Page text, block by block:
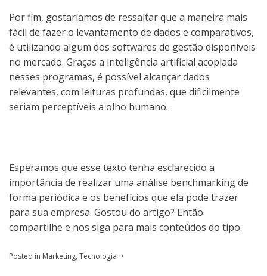
Por fim, gostaríamos de ressaltar que a maneira mais
fácil de fazer o levantamento de dados e comparativos,
é utilizando algum dos softwares de gestão disponíveis
no mercado. Graças a inteligência artificial acoplada
nesses programas, é possível alcançar dados
relevantes, com leituras profundas, que dificilmente
seriam perceptíveis a olho humano.
Esperamos que esse texto tenha esclarecido a
importância de realizar uma análise benchmarking de
forma periódica e os benefícios que ela pode trazer
para sua empresa. Gostou do artigo? Então
compartilhe e nos siga para mais conteúdos do tipo.
Posted in Marketing, Tecnologia